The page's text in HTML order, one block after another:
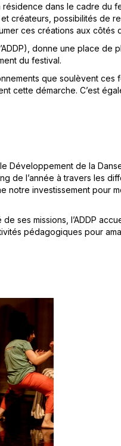
dans le cadre du
créateurs, possibilités de
ces créations aux côtés
donne une place de
du festival.
que soulèvent
cette démarche. C’est
Développement de la
de l’année à travers les
notre investissement pour
ses missions, l’ADDP
pédagogiques pour